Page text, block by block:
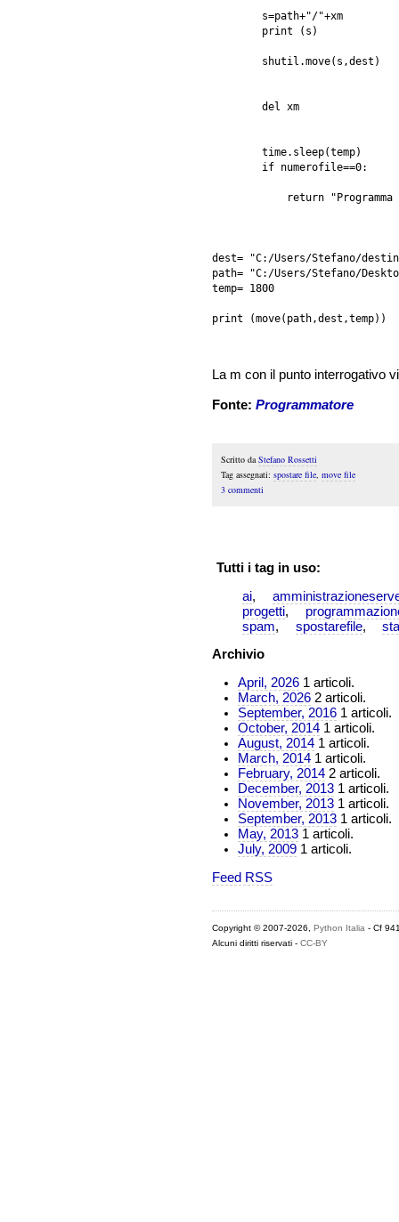
        s=path+"/"+xm
        del xm
        time.sleep(temp)
        if numerofile==0:
return "Programma
dest= "C:/Users/Stefano/
path= "C:/Users/Stefano/
temp= 1800
La m con il punto interrogativo
Fonte: Programmatore
Scritto da Stefano Rossetti
Tag assegnati: spostare file, move file
3 commenti
Tutti i tag in uso:
ai
progetti
spam
spostarefile
Archivio
April, 2026 1 articoli.
March, 2026 2 articoli.
September, 2016 1 articoli.
October, 2014 1 articoli.
August, 2014 1 articoli.
March, 2014 1 articoli.
February, 2014 2 articoli.
December, 2013 1 articoli.
November, 2013 1 articoli.
September, 2013 1 articoli.
May, 2013 1 articoli.
July, 2009 1 articoli.
Feed RSS
Copyright © 2007-2026, Python Italia - Cf
Alcuni diritti riservati - CC-BY